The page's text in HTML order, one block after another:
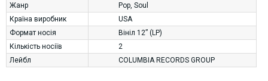
Жанр
Pop Soul
Країна виробник
USA
Формат носія
Вініл 12” (LP)
Кількість носіїв
2
Лейбл
COLUMBIA RECORDS GROUP